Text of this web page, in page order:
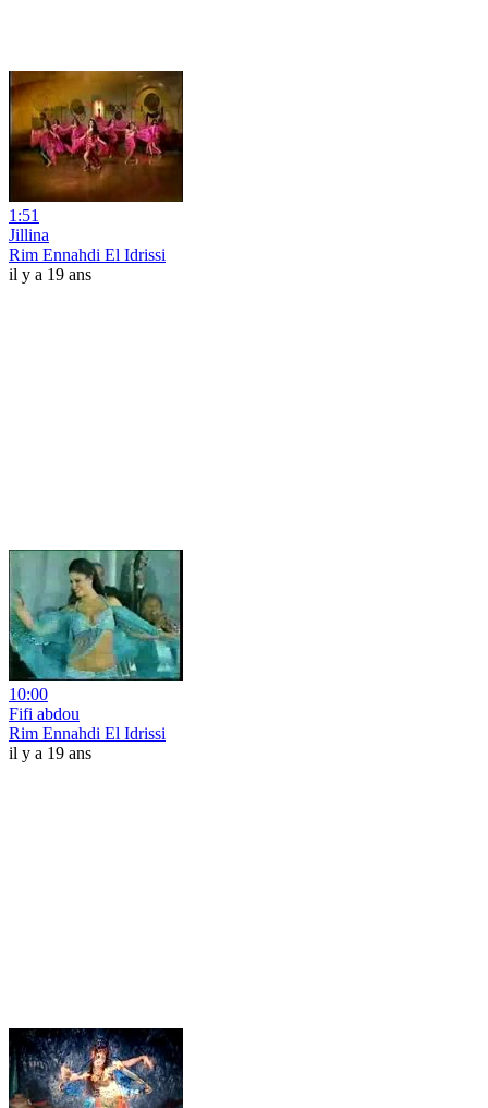
1:51
Jillina
Rim Ennahdi El Idrissi
il y a 19 ans
10:00
Fifi abdou
Rim Ennahdi El Idrissi
il y a 19 ans